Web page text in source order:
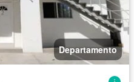
Departamento